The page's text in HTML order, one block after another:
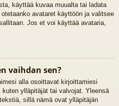
käyttää kuvaa muualta tai ladata
avataret käyttöön ja valitsee
Jos et voi käyttää avataria,
vaihdan sen?
alla osoittavat kirjoittamiesi
ylläpitäjät tai valvojat. Yleensä
sillä nämä ovat ylläpitäjän